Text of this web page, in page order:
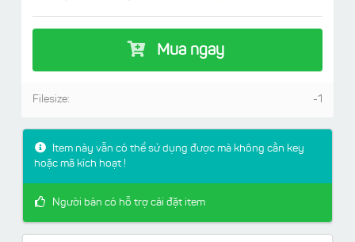
Mua ngay
-1
Filesize:
Item này vẫn có thể sử dụng được mà không cần key
hoặc mã kích hoạt !
Người bán có hỗ trợ cài đặt item